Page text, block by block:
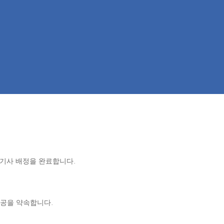
사 배정을 완료합니다.
을 약속합니다.